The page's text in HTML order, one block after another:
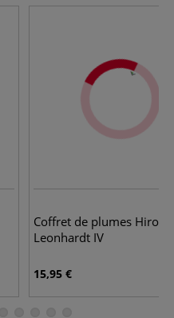
Coffret de plumes Hiro
Leonhardt IV
15,95 €